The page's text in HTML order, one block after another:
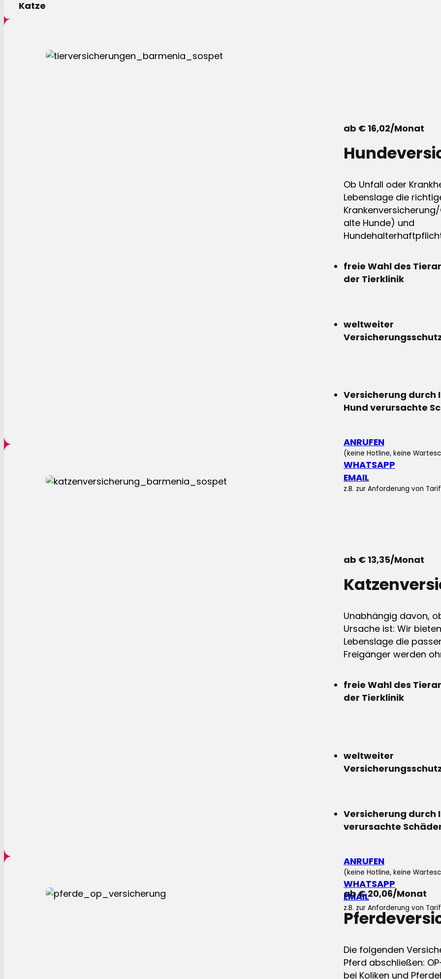
Katze
ab € 16,02/Monat
Ob Unfall oder
Lebenslage die
alte Hunde) und
freie Wahl des
der Tierklinik
weltweiter
Versicherung durch
Hund verursachte
ANRUFEN
(keine Hotline, keine
WHATSAPP
EMAIL
z.B. zur Anforderung von
ab € 13,35/Monat
Unabhängig davon,
Ursache ist: Wir
Lebenslage die
Freigänger werden
freie Wahl des
der Tierklinik
weltweiter
Versicherung durch
verursachte
ANRUFEN
(keine Hotline, keine
WHATSAPP
EMAIL
z.B. zur Anforderung von
ab € 20,06/Monat
Die folgenden
Pferd abschließen:
bei Koliken und